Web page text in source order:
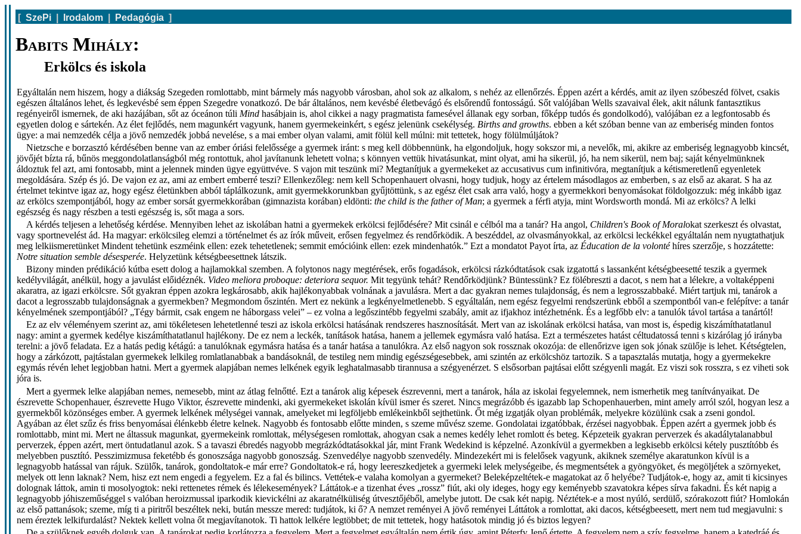
[ SzePi Irodalom Pedagógia ]
Babits Mihály:
Erkölcs és iskola
Egyáltalán nem hiszem, hogy a diákság Szegeden romlottabb, mint bármely más nagyobb városban, ahol sok az alkalom, s nehéz az ellenőrzés. Éppen azért a kérdés, amit az ilyen szóbeszéd fölvet, csakis
egészen általános lehet, és legkevésbé sem éppen Szegedre vonatkozó. De bár általános, nem kevésbé életbevágó és elsőrendű fontosságú. Sőt valójában Wells szavaival élek, akit nálunk fantasztikus
regényeiről ismernek, de aki hazájában, sőt az óceánon túli Mind hasábjain is, ahol cikkei a nagy pragmatista famesével állanak egy sorban, főképp tudós és gondolkodó), valójában ez a legfontosabb és
egyetlen dolog e sártekén. Az élet fejlődés, nem magunkért vagyunk, hanem gyermekeinkért, s egész jelenünk csekélység. Births and growths. ebben a két szóban benne van az emberiség minden fontos
ügye: a mai nemzedék célja a jövő nemzedék jobbá nevelése, s a mai ember olyan valami, amit fölül kell múlni: mit tettetek, hogy fölülmúljátok?
Nietzsche e borzasztó kérdésében benne van az ember óriási felelőssége a gyermek iránt: s meg kell döbbennünk, ha elgondoljuk, hogy sokszor mi, a nevelők, mi, akikre az emberiség legnagyobb kincsét,
jövőjét bízta rá, bűnös meggondolatlanságból még rontottuk, ahol javítanunk lehetett volna; s könnyen vettük hivatásunkat, mint olyat, ami ha sikerül, jó, ha nem sikerül, nem baj; saját kényelmünknek
áldoztuk fel azt, ami fontosabb, mint a jelennek minden ügye együttvéve. S vajon mit teszünk mi? Megtanítjuk a gyermekeket az accusativus cum infinitivóra, megtanítjuk a kétismeretlenű egyenletek
megoldására. Szép és jó. De vajon ez az, ami az embert emberré teszi? Ellenkezőleg: nem kell Schopenhauert olvasni, hogy tudjuk, hogy az értelem másodlagos az emberben, s az első az akarat. S ha az
értelmet tekintve igaz az, hogy egész életünkben abból táplálkozunk, amit gyermekkorunkban gyűjtöttünk, s az egész élet csak arra való, hogy a gyermekkori benyomásokat földolgozzuk: még inkább igaz
az erkölcs szempontjából, hogy az ember sorsát gyermekkorában (gimnazista korában) eldönti:the child is the father of Man; a gyermek a férfi atyja, mint Wordsworth mondá. Mi az erkölcs? A lelki
egészség és nagy részben a testi egészség is, sőt maga a sors.
A kérdés teljesen a lehetőség kérdése. Mennyiben lehet az iskolában hatni a gyermekek erkölcsi fejlődésére? Mit csinál e célból ma a tanár? Ha angol, Children's Book of Moralokat szerkeszt és olvastat,
vagy sportnevelést ád. Ha magyar: erkölcsileg elemzi a történelmet és az írók műveit, erősen fegyelmez és rendőrködik. A beszéddel, az olvasmányokkal, az erkölcsi leckékkel egyáltalán nem nyugtathatjuk
meg lelkiismeretünket Mindent tehetünk eszméink ellen: ezek tehetetlenek; semmit emócióink ellen: ezek mindenhatók.” Ezt a mondatot Payot írta, az Éducation de la volontéhíres szerzője, s hozzátette:
Notre situation semble désesperée. Helyzetünk kétségbeesettnek látszik.
Bizony minden prédikáció kútba esett dolog a hajlamokkal szemben. A folytonos nagy megtérések, erős fogadások, erkölcsi rázkódtatások csak izgatottá s lassanként kétségbeesetté teszik a gyermek
kedélyvilágát, anélkül, hogy a javulást előidéznék. Video meliora proboque: deteriora sequor. Mit tegyünk tehát? Rendőrködjünk? Büntessünk? Ez fölébreszti a dacot, s nem hat a lélekre, a voltaképpeni
akaratra, az igazi erkölcsre. Sőt gyakran éppen azokra legkárosabb, akik hajlékonyabbak volnának a javulásra. Mert a dac gyakran nemes tulajdonság, és nem a legrosszabbaké. Miért tartjuk mi, tanárok a
dacot a legrosszabb tulajdonságnak a gyermekben? Megmondom őszintén. Mert ez nekünk a legkényelmetlenebb. S egyáltalán, nem egész fegyelmi rendszerünk ebből a szempontból van-e felépítve: a tanár
kényelmének szempontjából? „Tégy bármit, csak engem ne háborgass velei” – ez volna a legőszintébb fegyelmi szabály, amit az ifjakhoz intézhetnénk. És a legfőbb elv: a tanulók távol tartása a tanártól!
Ez az elv véleményem szerint az, ami tökéletesen lehetetlenné teszi az iskola erkölcsi hatásának rendszeres hasznosítását. Mert van az iskolának erkölcsi hatása, van most is, éspedig kiszámíthatatlanul
nagy: amint a gyermek kedélye kiszámíthatatlanul hajlékony. De ez nem a leckék, tanítások hatása, hanem a jellemek egymásra való hatása. Ezt a természetes hatást céltudatossá tenni s kizárólag jó irányba
terelni: a jövő feladata. Ez a hatás pedig kétágú: a tanulóknak egymásra hatása és a tanár hatása a tanulókra. Az első nagyon sok rossznak okozója: de ellenőrizve igen sok jónak szülője is lehet. Kétségtelen,
hogy a zárkózott, pajtástalan gyermekek lelkileg romlatlanabbak a bandásoknál, de testileg nem mindig egészségesebbek, ami szintén az erkölcshöz tartozik. S a tapasztalás mutatja, hogy a gyermekekre
egymás révén lehet legjobban hatni. Mert a gyermek alapjában nemes lelkének egyik leghatalmasabb tirannusa a szégyenérzet. S elsősorban pajtásai előtt szégyenli magát. Ez viszi sok rosszra, s ez viheti sok
jóra is.
Mert a gyermek lelke alapjában nemes, nemesebb, mint az átlag felnőtté. Ezt a tanárok alig képesek észrevenni, mert a tanárok, hála az iskolai fegyelemnek, nem ismerhetik meg tanítványaikat. De
észrevette Schopenhauer, észrevette Hugo Viktor, észrevette mindenki, aki gyermekeket iskolán kívül ismer és szeret. Nincs megrázóbb és igazabb lap Schopenhauerben, mint amely arról szól, hogyan lesz a
gyermekből közönséges ember. A gyermek lelkének mélységei vannak, amelyeket mi legföljebb emlékeinkből sejthetünk. Őt még izgatják olyan problémák, melyekre közülünk csak a zseni gondol.
Agyában az élet szűz és friss benyomásai élénkebb életre kelnek. Nagyobb és fontosabb előtte minden, s szeme művész szeme. Gondolatai izgatóbbak, érzései nagyobbak. Éppen azért a gyermek jobb és
romlottabb, mint mi. Mert ne áltassuk magunkat, gyermekeink romlottak, mélységesen romlottak, ahogyan csak a nemes kedély lehet romlott és beteg. Képzeteik gyakran perverzek és akadálytalanabbul
perverzek, éppen azért, mert öntudatlanul azok. S a tavaszi ébredés nagyobb megrázkódtatásokkal jár, mint Frank Wedekind is képzelné. Azonkívül a gyermekben a legkisebb erkölcsi kétely pusztítóbb és
melyebben pusztító. Pesszimizmusa feketébb és gonoszsága nagyobb gonoszság. Szenvedélye nagyobb szenvedély. Mindezekért mi is felelősek vagyunk, akiknek személye akaratunkon kívül is a
legnagyobb hatással van rájuk. Szülők, tanárok, gondoltatok-e már erre? Gondoltatok-e rá, hogy leereszkedjetek a gyermeki lelek melységeibe, és megmentsétek a gyöngyöket, és megöljétek a szörnyeket,
melyek ott lenn laknak? Nem, hisz ezt nem engedi a fegyelem. Ez a fal és bilincs. Vettétek-e valaha komolyan a gyermeket? Beleképzeltétek-e magatokat az ő helyébe? Tudjátok-e, hogy az, amit ti kicsinyes
dolognak láttok, amin ti mosolyogtok: neki rettenetes rémek és lélekesemények? Láttátok-e a tizenhat éves „rossz” fiút, aki oly ideges, hogy egy keményebb szavatokra képes sírva fakadni. És két napig a
legnagyobb jóhiszeműséggel s valóban heroizmussal iparkodik kievickélni az akaratnélküliség útvesztőjéből, amelybe jutott. De csak két napig. Néztétek-e a most nyúló, serdülő, szórakozott fiút? Homlokán
az első pattanások; szeme, míg ti a piritről beszéltek neki, bután messze mered: tudjátok, ki ő? A nemzet reményei A jövő reményei Láttátok a romlottat, aki dacos, kétségbeesett, mert nem tud megjavulni: s
nem éreztek lelkifurdalást? Nektek kellett volna őt megjavítanotok. Ti hattok lelkére legtöbbet; de mit tettetek, hogy hatásotok mindig jó és biztos legyen?